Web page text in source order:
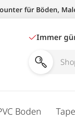
für Böden,
Immer
Shop
Boden